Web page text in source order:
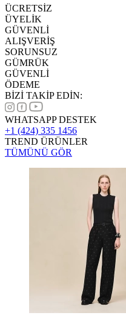
ÜCRETSİZ
ÜYELİK
GÜVENLİ
ALIŞVERİŞ
SORUNSUZ
GÜMRÜK
GÜVENLİ
ÖDEME
BİZİ TAKİP EDİN:
WHATSAPP DESTEK
+1 (424) 335 1456
TREND ÜRÜNLER
TÜMÜNÜ GÖR